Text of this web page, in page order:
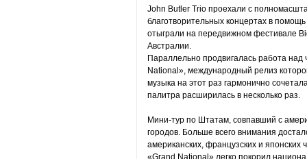
John Butler Trio проехали с
благотворительных концертах в
отыграли на передвижном фестивале
Австралии.
Параллельно продвигалась работа
National», международный релиз
музыка на этот раз гармонично
палитра расширилась в несколько раз.
Мини-тур по Штатам, совпавший с
городов. Больше всего внимания
американских, французских и японских
«Grand National» легко покорил